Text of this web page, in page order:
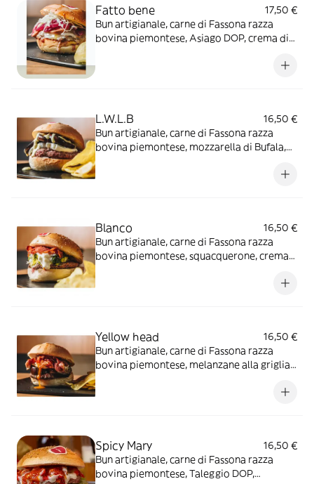
Fatto bene
17,50 €
Bun artigianale, carne di Fassona razza
bovina piemontese, Asiago DOP, crema di
cappuccio condito con aceto di mele e olio
L.W.L.B
16,50 €
Bun artigianale, carne di Fassona razza
bovina piemontese, mozzarella di Bufala,
Blanco
16,50 €
Bun artigianale, carne di Fassona razza
bovina piemontese, squacquerone, crema
Yellow head
16,50 €
Bun artigianale, carne di Fassona razza
bovina piemontese, melanzane alla griglia,
Spicy Mary
16,50 €
Bun artigianale, carne di Fassona razza
bovina piemontese, Taleggio DOP,